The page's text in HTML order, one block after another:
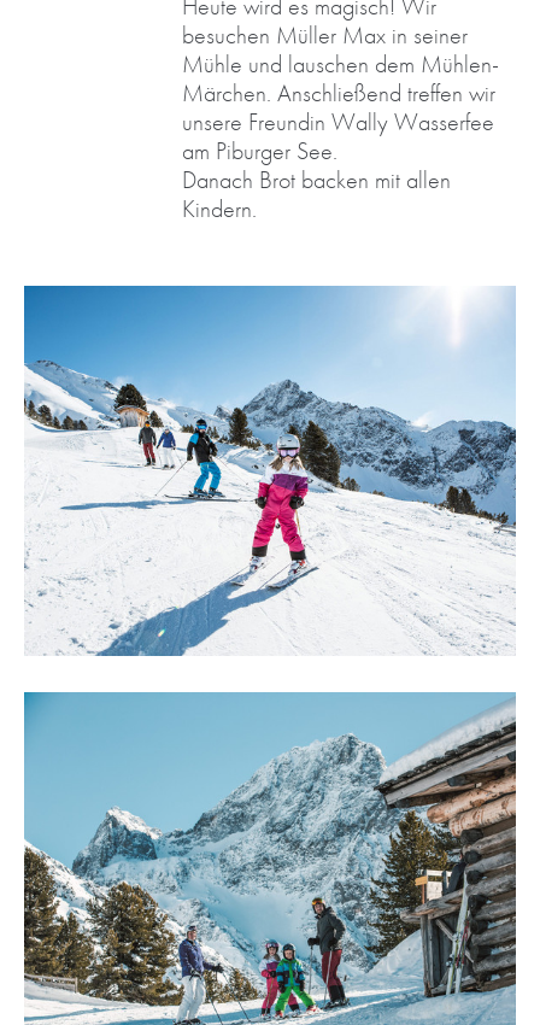
besuchen Müller Max in seiner
Mühle und lauschen dem Mühlen-
Märchen. Anschließend treffen wir
unsere Freundin Wally Wasserfee
am Piburger See.
Danach Brot backen mit allen
Kindern.